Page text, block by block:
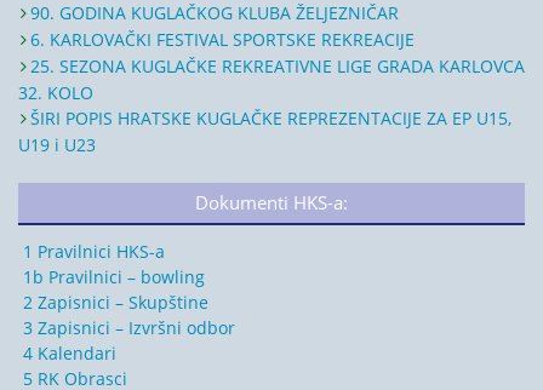
90. GODINA KUGLAČKOG KLUBA ŽELJEZNIČAR
6. KARLOVAČKI FESTIVAL SPORTSKE REKREACIJE
25. SEZONA KUGLAČKE REKREATIVNE LIGE GRADA KARLOVCA
32. KOLO
ŠIRI POPIS HRATSKE KUGLAČKE REPREZENTACIJE ZA EP U15,
U19 i U23
Dokumenti HKS-a:
1 Pravilnici HKS-a
1b Pravilnici – bowling
2 Zapisnici – Skupštine
3 Zapisnici – Izvršni odbor
4 Kalendari
5 RK Obrasci